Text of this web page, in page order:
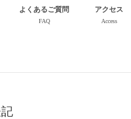
よくあるご質問
FAQ
アクセス
Access